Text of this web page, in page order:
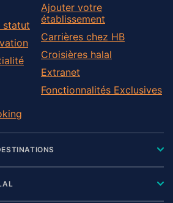
statut
Ajouter votre
établissement
Carrières chez HB
Croisières halal
Extranet
Fonctionnalités Exclusives